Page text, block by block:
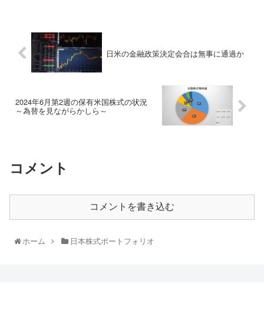
日米の金融政策決定会合は無事に通過か
2024年6月第2週の保有米国株式の状況
～為替を見ながらかしら～
コメント
コメントを書き込む
ホーム 日本株式ポートフォリオ